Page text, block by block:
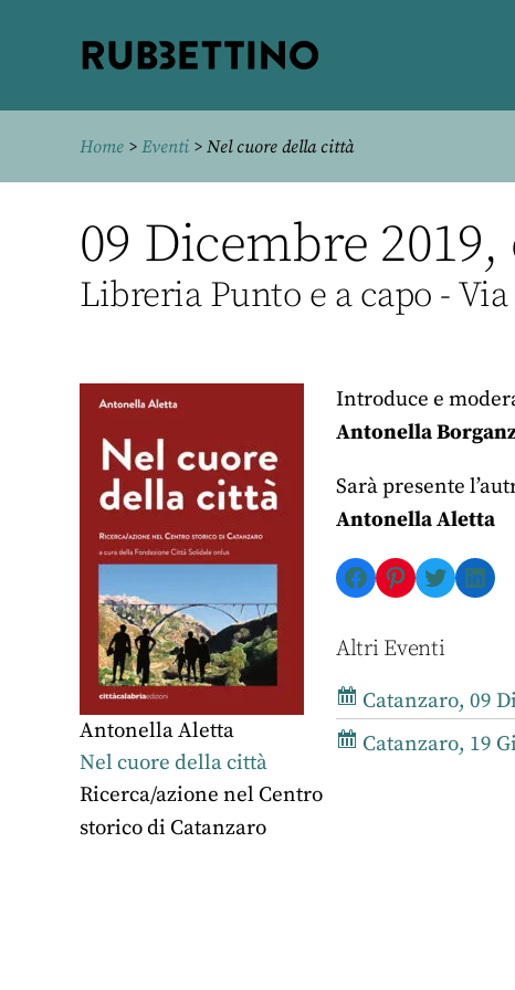
Home > Eventi > Nel cuore della città
09 Dicembre
Libreria Punto e a capo -
Antonella Aletta
Nel cuore della città
Ricerca/azione nel Centro
storico di Catanzaro
Introduce e
Antonella
Sarà presente
Antonella Aletta
Facebook
Pinterest
Twitter
Altri Eventi
Catanzaro, 09
Catanzaro, 19